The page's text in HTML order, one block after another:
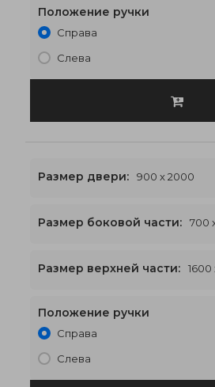
Положение ручки
Справа
Слева
1600 x 2400€574
Размер двери: 900 x 2000
Размер боковой части: 700
Размер верхней части: 1600
Положение ручки
Справа
Слева